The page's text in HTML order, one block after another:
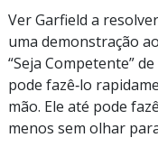
Ver Garfield a
uma demonstração
“Seja Competente” de
pode fazê‑lo
mão. Ele até pode
menos sem olhar